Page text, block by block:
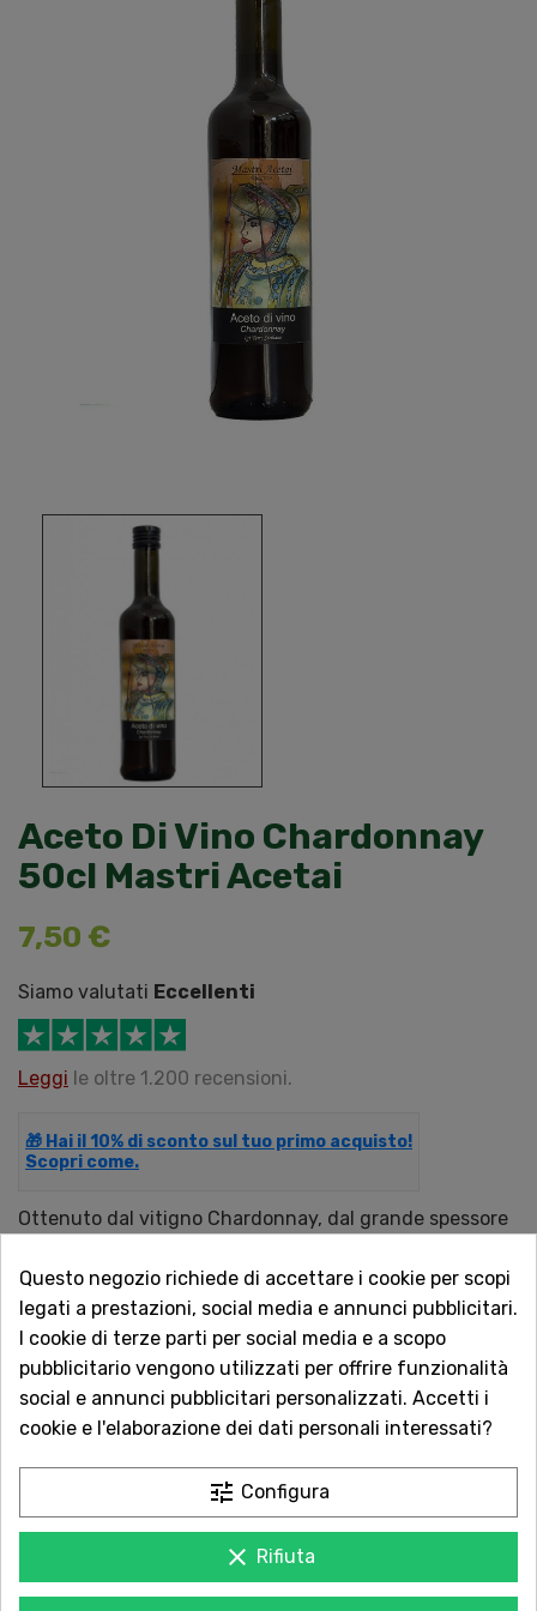
Aceto Di Vino Chardonnay
50cl Mastri Acetai
7,50 €
Siamo valutati Eccellenti
Leggi le oltre 1.200 recensioni.
🎁 Hai il 10% di sconto sul tuo primo acquisto!
Scopri come.
Ottenuto dal vitigno Chardonnay, dal grande spessore
erbacei floreali e le note agrumate. Aceto prodotto con
metodo naturale ed affinato in botti. ​Acidità 7 %
Contiene Solfiti
QUANTITÀ
AGGIUNGI AL CARRELLO
Questo negozio richiede di accettare i cookie per scopi
legati a prestazioni, social media e annunci pubblicitari.
I cookie di terze parti per social media e a scopo
pubblicitario vengono utilizzati per offrire funzionalità
social e annunci pubblicitari personalizzati. Accetti i
cookie e l'elaborazione dei dati personali interessati?
tune Configura
clear Rifiuta